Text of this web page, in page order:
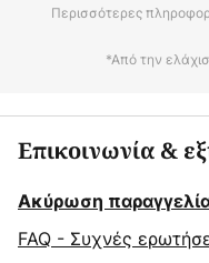
Περισσότερες
*Από την
Επικοινωνία &
Ακύρωση
FAQ - Συχνές